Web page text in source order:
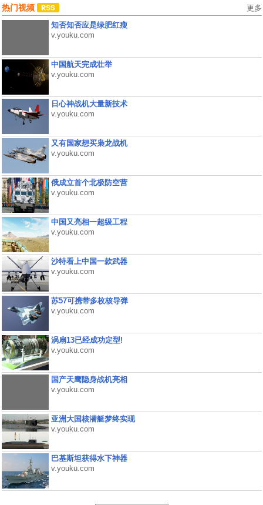
热门视频 更多
知否知否应是绿肥红瘦
v.youku.com
中国航天完成壮举
v.youku.com
日心神战机大量新技术
v.youku.com
又有国家想买枭龙战机
v.youku.com
俄成立首个北极防空营
v.youku.com
中国又亮相一超级工程
v.youku.com
沙特看上中国一款武器
v.youku.com
苏57可携带多枚核导弹
v.youku.com
涡扇13已经成功定型!
v.youku.com
国产天鹰隐身战机亮相
v.youku.com
亚洲大国核潜艇梦终实现
v.youku.com
巴基斯坦获得水下神器
v.youku.com